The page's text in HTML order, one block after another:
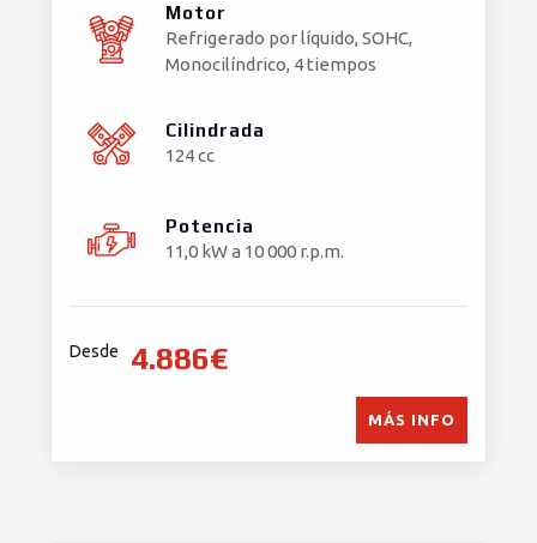
Motor
Refrigerado por líquido, SOHC,
Monocilíndrico, 4 tiempos
Cilindrada
124 cc
Potencia
11,0 kW a 10 000 r.p.m.
Desde 4.886€
MÁS INFO